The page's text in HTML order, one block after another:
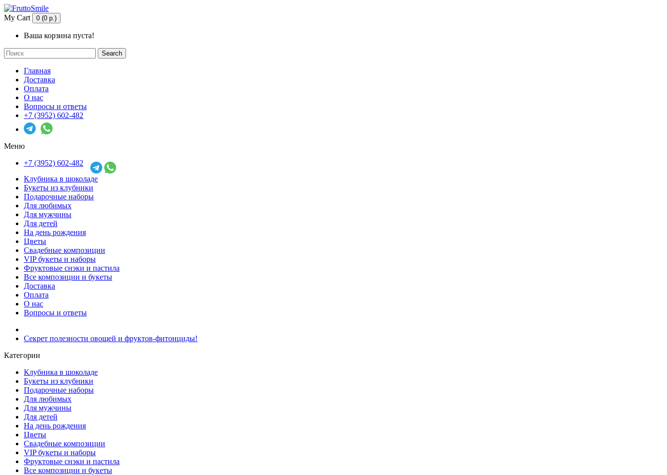
My Cart 0 (0 р.)
Ваша корзина пуста!
Search
Главная
Доставка
Оплата
О нас
Вопросы и ответы
+7 (3952) 602-482
Меню
+7 (3952) 602-482
Клубника в шоколаде
Букеты из клубники
Подарочные наборы
Для любимых
Для мужчины
Для детей
На день рождения
Цветы
Свадебные композиции
VIP букеты и наборы
Фруктовые снэки и пастила
Все композиции и букеты
Доставка
Оплата
О нас
Вопросы и ответы
Секрет полезности овощей и фруктов-фитонциды!
Категории
Клубника в шоколаде
Букеты из клубники
Подарочные наборы
Для любимых
Для мужчины
Для детей
На день рождения
Цветы
Свадебные композиции
VIP букеты и наборы
Фруктовые снэки и пастила
Все композиции и букеты